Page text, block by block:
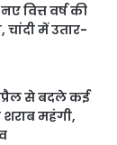
वित्त वर्ष की
में उतार-
से बदले कई
शराब महंगी,